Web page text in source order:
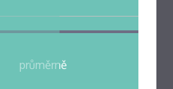
průměrně